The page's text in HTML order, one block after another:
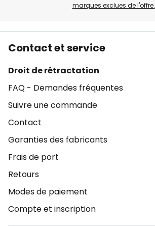
marques exclues de l'offre.
Contact et service
Droit de rétractation
FAQ - Demandes fréquentes
Suivre une commande
Contact
Garanties des fabricants
Frais de port
Retours
Modes de paiement
Compte et inscription